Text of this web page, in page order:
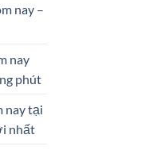
nay –
nay
phút
nay tại
nhất